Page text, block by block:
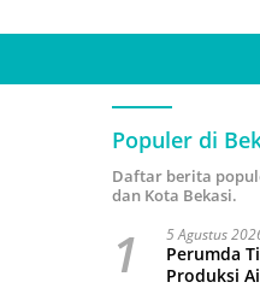
Populer di
Daftar berita
dan Kota Bekasi.
1 5 Agustus
Perumda
Produksi